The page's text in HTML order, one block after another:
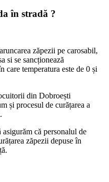
în stradă ?
zăpezii pe carosabil,
si se sancționează
care temperatura este de 0 și
din Dobroești
și procesul de curățarea a
că personalul de
zăpezii depuse în